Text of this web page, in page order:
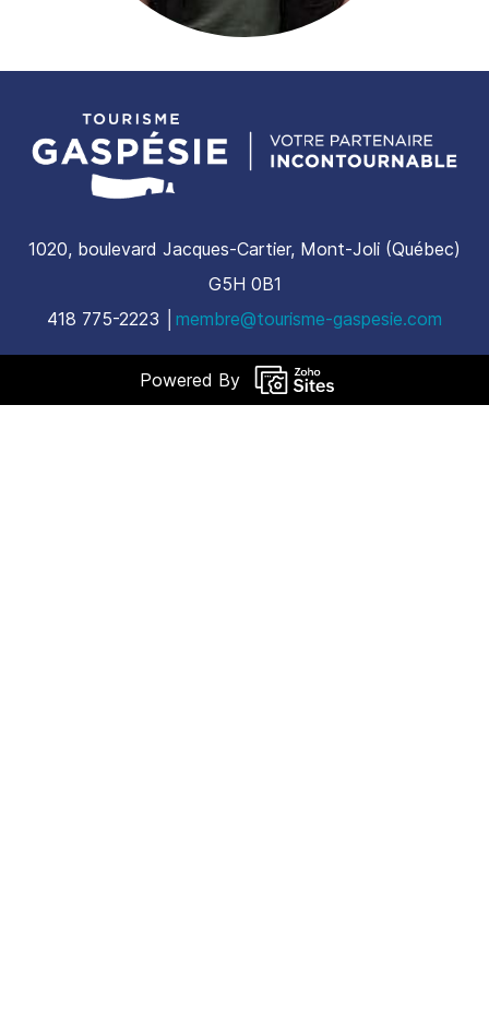
1020, boulevard Jacques-Cartier, Mont-Joli (Québec)
G5H 0B1
​418 775-2223 │ membre@tourisme-gaspesie.com
Powered By